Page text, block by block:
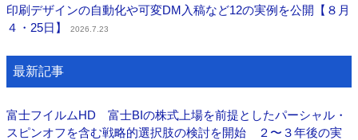
印刷デザインの自動化や可変DM入稿など12の実例を公開【８月
４・25日】
2026.7.23
最新記事
富士フイルムHD 富士BIの株式上場を前提としたパーシャル・
スピンオフを含む戦略的選択肢の検討を開始 ２〜３年後の実